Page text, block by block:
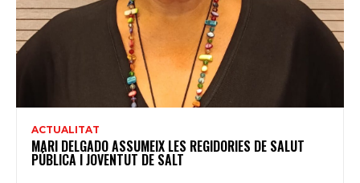
ACTUALITAT
MARI DELGADO ASSUMEIX LES REGIDORIES DE SALUT
PÚBLICA I JOVENTUT DE SALT